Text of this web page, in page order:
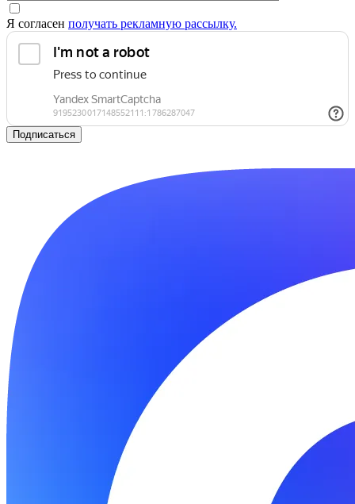
Я согласен получать рекламную рассылку.